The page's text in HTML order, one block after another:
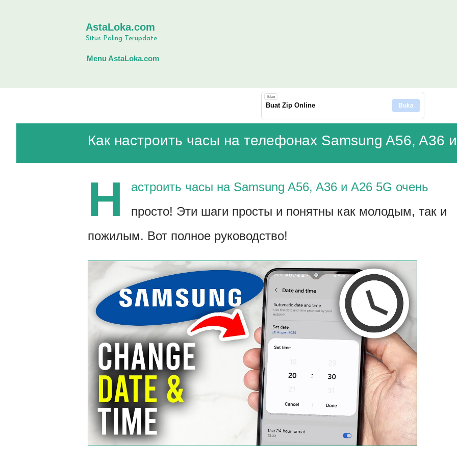
AstaLoka.com
Situs Paling Terupdate
Menu AstaLoka.com
Iklan
Buat Zip Online Buka
Как настроить часы на телефонах Samsung A56, A36
Н
астроить часы на Samsung A56, A36 и A26 5G очень
просто! Эти шаги просты и понятны как молодым, так и
пожилым. Вот полное руководство!